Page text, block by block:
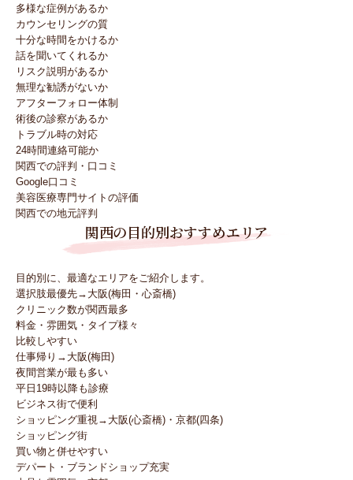
多様な症例があるか
カウンセリングの質
十分な時間をかけるか
話を聞いてくれるか
リスク説明があるか
無理な勧誘がないか
アフターフォロー体制
術後の診察があるか
トラブル時の対応
24時間連絡可能か
関西での評判・口コミ
Google口コミ
美容医療専門サイトの評価
関西での地元評判
関西の目的別おすすめエリア
目的別に、最適なエリアをご紹介します。
選択肢最優先→大阪(梅田・心斎橋)
クリニック数が関西最多
料金・雰囲気・タイプ様々
比較しやすい
仕事帰り→大阪(梅田)
夜間営業が最も多い
平日19時以降も診療
ビジネス街で便利
ショッピング重視→大阪(心斎橋)・京都(四条)
ショッピング街
買い物と併せやすい
デパート・ブランドショップ充実